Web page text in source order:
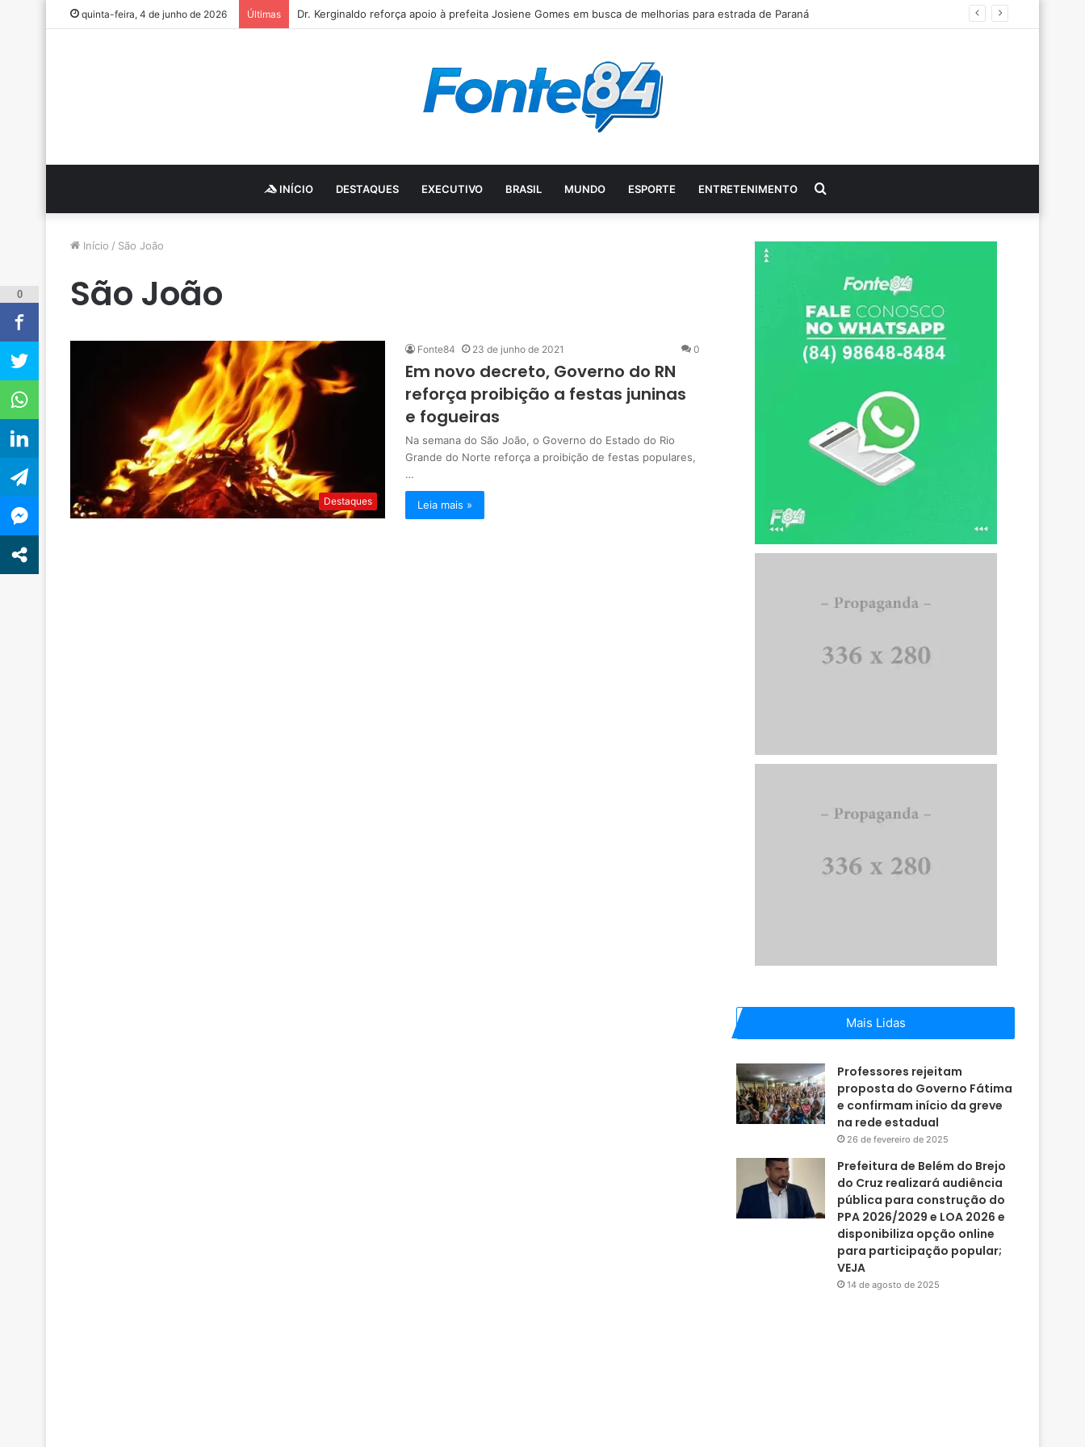
quinta-feira, 4 de junho de 2026 Últimas Dr. Kerginaldo reforça apoio à prefeita Josiene Gomes em busca de melhorias para estrada de Paraná
INÍCIO DESTAQUES EXECUTIVO BRASIL MUNDO ESPORTE ENTRETENIMENTO
por
Início / São João
São João
Destaques
Fonte84 23 de junho de 2021 0
Em novo decreto, Governo do RN
reforça proibição a festas juninas
e fogueiras
Na semana do São João, o Governo do Estado do Rio
Grande do Norte reforça a proibição de festas populares,
…
Leia mais »
Mais Lidas
Professores rejeitam
proposta do Governo Fátima
e confirmam início da greve
na rede estadual
26 de fevereiro de 2025
Prefeitura de Belém do Brejo
do Cruz realizará audiência
pública para construção do
PPA 2026/2029 e LOA 2026 e
disponibiliza opção online
para participação popular;
VEJA
14 de agosto de 2025
0